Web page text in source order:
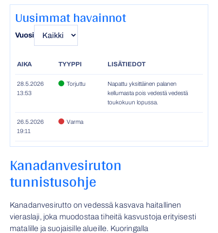
Uusimmat havainnot
Vuosi
AIKA TYYPPI LISÄTIEDOT
28.5.2026
13:53
Torjuttu
Napattu yksittäinen palanen
kellumasta pois vedestä vedestä
toukokuun lopussa.
26.5.2026
19:11
Varma
Kanadanvesiruton
tunnistusohje
Kanadanvesirutto on vedessä kasvava haitallinen
vieraslaji, joka muodostaa tiheitä kasvustoja erityisesti
matalille ja suojaisille alueille. Kuoringalla